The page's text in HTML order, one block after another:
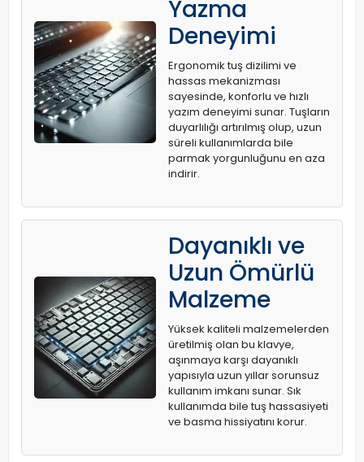
Yazma
Deneyimi
Ergonomik tuş dizilimi ve
hassas mekanizması
sayesinde, konforlu ve hızlı
yazım deneyimi sunar. Tuşların
duyarlılığı artırılmış olup, uzun
süreli kullanımlarda bile
parmak yorgunluğunu en aza
indirir.
Dayanıklı ve
Uzun Ömürlü
Malzeme
Yüksek kaliteli malzemelerden
üretilmiş olan bu klavye,
aşınmaya karşı dayanıklı
yapısıyla uzun yıllar sorunsuz
kullanım imkanı sunar. Sık
kullanımda bile tuş hassasiyeti
ve basma hissiyatını korur.